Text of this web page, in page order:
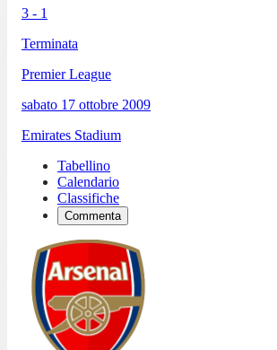
3 - 1
Terminata
Premier League
sabato 17 ottobre 2009
Emirates Stadium
Tabellino
Calendario
Classifiche
Commenta